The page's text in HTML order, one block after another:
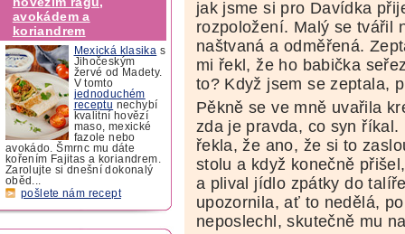
avokádem a
koriandrem
Mexická klasika s
Jihočeským
žervé od Madety.
V tomto
jednoduchém
receptu nechybí
kvalitní hovězí
maso, mexické
fazole nebo
avokádo. Šmrnc mu dáte
kořením Fajitas a koriandrem.
Zarolujte si dnešní dokonalý
oběd...
pošlete nám recept
jak jsme si pro Davídka
rozpoložení. Malý se tvářil
naštvaná a odměřená.
mi řekl, že ho babička
to? Když jsem se zeptala,
Pěkně se ve mně uvařila
zda je pravda, co syn
řekla, že ano, že si to
stolu a když konečně
a plival jídlo zpátky do
upozornila, ať to nedělá,
neposlechl, skutečně mu